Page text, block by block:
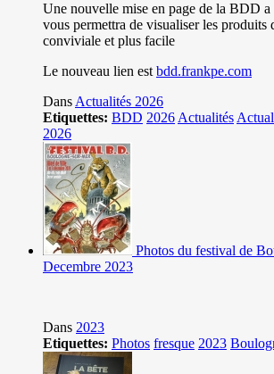
Une nouvelle mise en page de la BDD a
vous permettra de visualiser les produits
conviviale et plus facile
Le nouveau lien est bdd.frankpe.com
Dans Actualités 2026
Etiquettes: BDD 2026 Actualités
2026
Photos du festival de
Decembre 2023
Dans 2023
Etiquettes: Photos fresque 2023